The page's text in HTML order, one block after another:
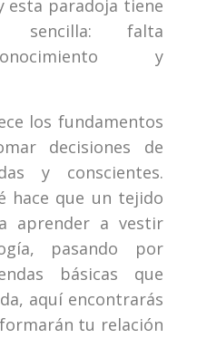
esta paradoja tiene
sencilla: falta
y
los fundamentos
decisiones de
y conscientes.
hace que un tejido
aprender a vestir
pasando por
básicas que
aquí encontrarás
tu relación